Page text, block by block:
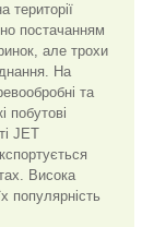
території
постачанням
але трохи
На
та
побутові
JET
Висока
популярність